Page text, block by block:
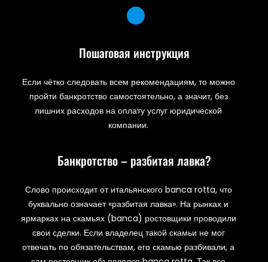
Пошаговая инструкция
Если чётко следовать всем рекомендациям, то можно
пройти банкротство самостоятельно, а значит, без
лишних расходов на оплату услуг юридической
компании.
Банкротство – разбитая лавка?
Слово происходит от итальянского banca rotta, что
буквально означает «разбитая лавка». На рынках и
ярмарках на скамьях (banca) ростовщики проводили
свои сделки. Если владелец такой скамьи не мог
отвечать по обязательствам, его скамью разбивали, а